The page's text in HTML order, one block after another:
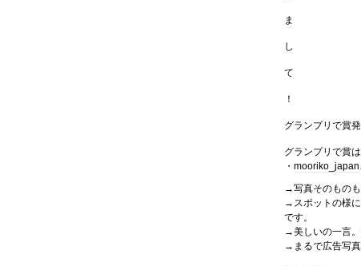
ま
し
て
！
グランプリで賞発
グランプリで賞は
・ mooriko_japan
→写真そのものも
→スポットの様
です。
→美しいの一言。
→まるで広告写真